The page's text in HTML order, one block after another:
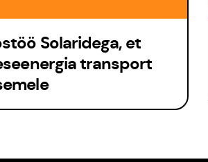
Solaridega, et
transport